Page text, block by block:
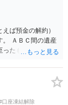
ば預金の解約）
。 ＡＢＣ間の遺産
ったものであって
分割協議書への署
がら，「ＡＢＣ間
に基づく主張は困
まま，ＡとＢが
口座凍結解除